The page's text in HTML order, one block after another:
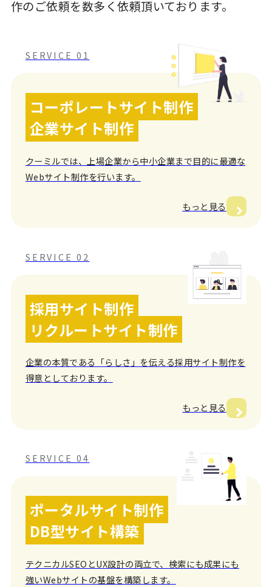
作のご依頼を数多く依頼頂いております。
SERVICE 01
コーポレートサイト制作
企業サイト制作
クーミルでは、上場企業から中小企業まで目的に最適な
Webサイト制作を行います。
もっと見る
SERVICE 02
採用サイト制作
リクルートサイト制作
企業の本質である「らしさ」を伝える採用サイト制作を
得意としております。
もっと見る
SERVICE 04
ポータルサイト制作
DB型サイト構築
テクニカルSEOとUX設計の両立で、検索にも成果にも
強いWebサイトの基盤を構築します。